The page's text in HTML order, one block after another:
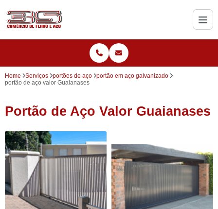
Home Serviços portões de aço
portão em aço galvanizado
portão de aço valor Guaianases
Portão de Aço Valor Guaianases